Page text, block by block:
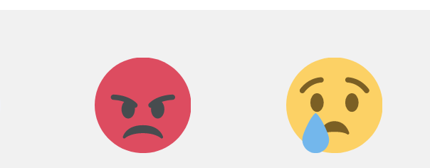
Агрессия!
Грусть
:(